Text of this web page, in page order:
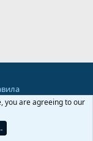
R
S
you are agreeing to our